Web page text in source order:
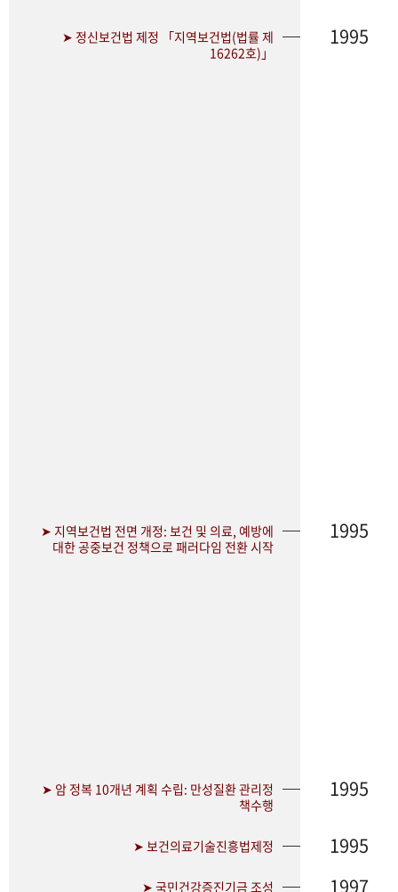
➤ 정신보건법 제정 「지역보건법(법률 제
16262호)」
1995
➤ 지역보건법 전면 개정: 보건 및 의료, 예방에
대한 공중보건 정책으로 패러다임 전환 시작
1995
➤ 암 정복 10개년 계획 수립: 만성질환 관리정
책수행
1995
➤ 보건의료기술진흥법제정 1995
➤ 국민건강증진기금 조성 1997